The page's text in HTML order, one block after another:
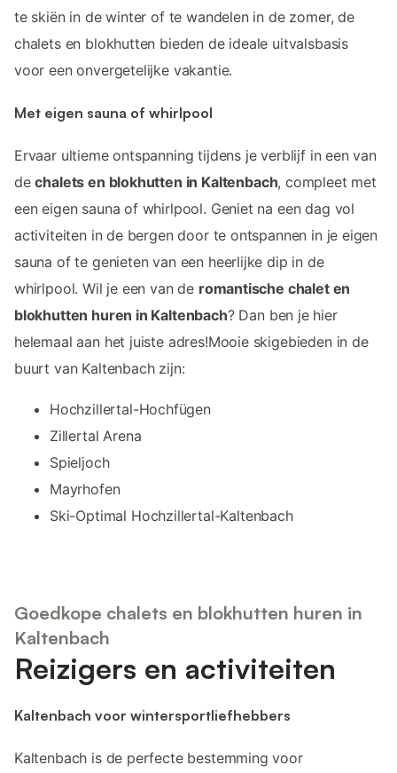
te skiën in de winter of te wandelen in de zomer, de
chalets en blokhutten bieden de ideale uitvalsbasis
voor een onvergetelijke vakantie.
Met eigen sauna of whirlpool
Ervaar ultieme ontspanning tijdens je verblijf in een van
dechalets en blokhutten in Kaltenbach, compleet met
een eigen sauna of whirlpool. Geniet na een dag vol
activiteiten in de bergen door te ontspannen in je eigen
sauna of te genieten van een heerlijke dip in de
whirlpool. Wil je een van de romantische chalet en
blokhutten huren in Kaltenbach? Dan ben je hier
helemaal aan het juiste adres!Mooie skigebieden in de
buurt van Kaltenbach zijn:
Hochzillertal-Hochfügen
Zillertal Arena
Spieljoch
Mayrhofen
Ski-Optimal Hochzillertal-Kaltenbach
Goedkope chalets en blokhutten huren in
Kaltenbach
Reizigers en activiteiten
Kaltenbach voor wintersportliefhebbers
Kaltenbach is de perfecte bestemming voor